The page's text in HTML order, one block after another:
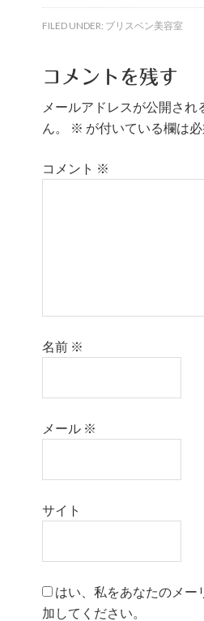
FILED UNDER: ブリスベン美容室
コメントを残す
メールアドレスが公開され
ん。
※ が付いている欄は
コメント ※
名前 ※
メール ※
サイト
はい、私をあなたのメー
加してください。